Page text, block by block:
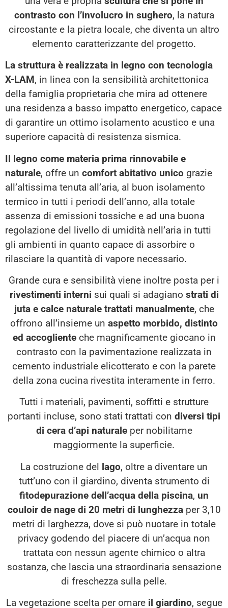
contrasto con l’involucro in sughero, la natura
circostante e la pietra locale, che diventa un altro
elemento caratterizzante del progetto.
La struttura è realizzata in legno con tecnologia
X-LAM, in linea con la sensibilità architettonica
della famiglia proprietaria che mira ad ottenere
una residenza a basso impatto energetico, capace
di garantire un ottimo isolamento acustico e una
superiore capacità di resistenza sismica.
Il legno come materia prima rinnovabile e
naturale, offre un comfort abitativo unico grazie
all’altissima tenuta all’aria, al buon isolamento
termico in tutti i periodi dell’anno, alla totale
assenza di emissioni tossiche e ad una buona
regolazione del livello di umidità nell’aria in tutti
gli ambienti in quanto capace di assorbire o
rilasciare la quantità di vapore necessario.
Grande cura e sensibilità viene inoltre posta per i
rivestimenti interni sui quali si adagiano strati di
juta e calce naturale trattati manualmente, che
offrono all’insieme un aspetto morbido, distinto
ed accoglienteche magnificamente giocano in
contrasto con la pavimentazione realizzata in
cemento industriale elicotterato e con la parete
della zona cucina rivestita interamente in ferro.
Tutti i materiali, pavimenti, soffitti e strutture
portanti incluse, sono stati trattati con diversi tipi
di cera d’api naturaleper nobilitarne
maggiormente la superficie.
La costruzione del lago, oltre a diventare un
tutt’uno con il giardino, diventa strumento di
fitodepurazione dell’acqua della piscina, un
couloir de nage di 20 metri di lunghezzaper 3,10
metri di larghezza, dove si può nuotare in totale
privacy godendo del piacere di un’acqua non
trattata con nessun agente chimico o altra
sostanza, che lascia una straordinaria sensazione
di freschezza sulla pelle.
La vegetazione scelta per ornare il giardino, segue